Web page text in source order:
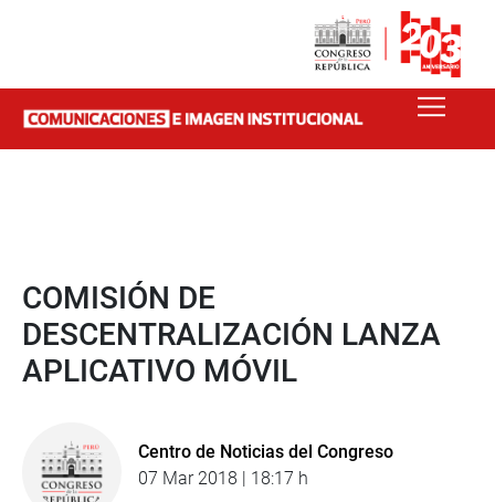
COMISIÓN DE
DESCENTRALIZACIÓN LANZA
APLICATIVO MÓVIL
Centro de Noticias del Congreso
07 Mar 2018 | 18:17 h